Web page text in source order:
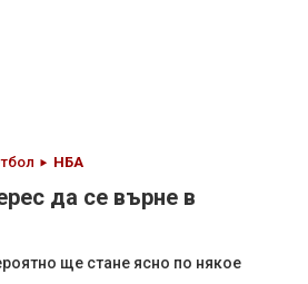
НБА
да се върне в
ще стане ясно по някое